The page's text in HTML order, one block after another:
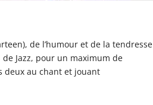
de l’humour et de la tendresse
Jazz, pour un maximum de
deux au chant et jouant